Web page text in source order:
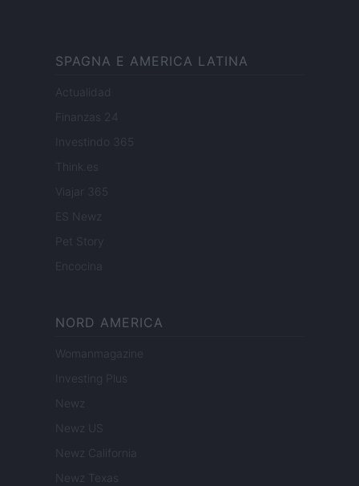
SPAGNA E AMERICA LATINA
Actualidad
Finanzas 24
Investindo 365
Think.es
Viajar 365
ES Newz
Pet Story
Encocina
NORD AMERICA
Womanmagazine
Investing Plus
Newz
Newz US
Newz California
Newz Texas